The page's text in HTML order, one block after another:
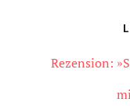
Rezension: